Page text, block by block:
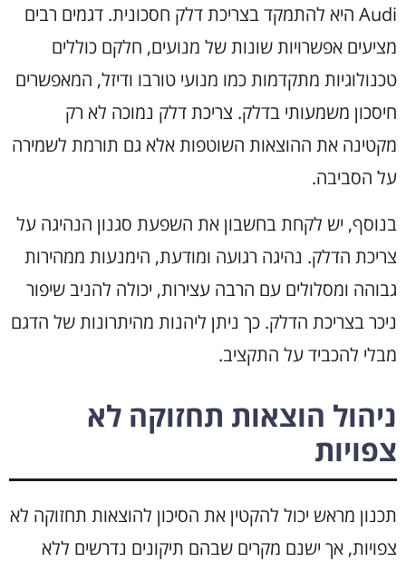
Audi היא להתמקד בצריכת דלק חסכונית. דגמים רבים
מציעים אפשרויות שונות של מנועים, חלקם כוללים
טכנולוגיות מתקדמות כמו מנועי טורבו ודיזל, המאפשרים
חיסכון משמעותי בדלק. צריכת דלק נמוכה לא רק
מקטינה את ההוצאות השוטפות אלא גם תורמת לשמירה
על הסביבה.
בנוסף, יש לקחת בחשבון את השפעת סגנון הנהיגה על
צריכת הדלק. נהיגה רגועה ומודעת, הימנעות ממהירות
גבוהה ומסלולים עם הרבה עצירות, יכולה להניב שיפור
ניכר בצריכת הדלק. כך ניתן ליהנות מהיתרונות של הדגם
מבלי להכביד על התקציב.
ניהול הוצאות תחזוקה לא
צפויות
תכנון מראש יכול להקטין את הסיכון להוצאות תחזוקה לא
צפויות, אך ישנם מקרים שבהם תיקונים נדרשים ללא